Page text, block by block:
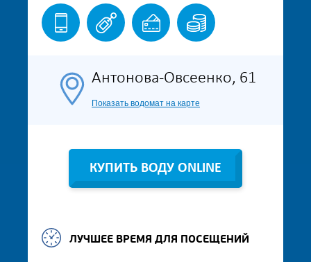
Антонова-Овсеенко, 61
Показать водомат на карте
КУПИТЬ ВОДУ ONLINE
ЛУЧШЕЕ ВРЕМЯ ДЛЯ ПОСЕЩЕНИЙ